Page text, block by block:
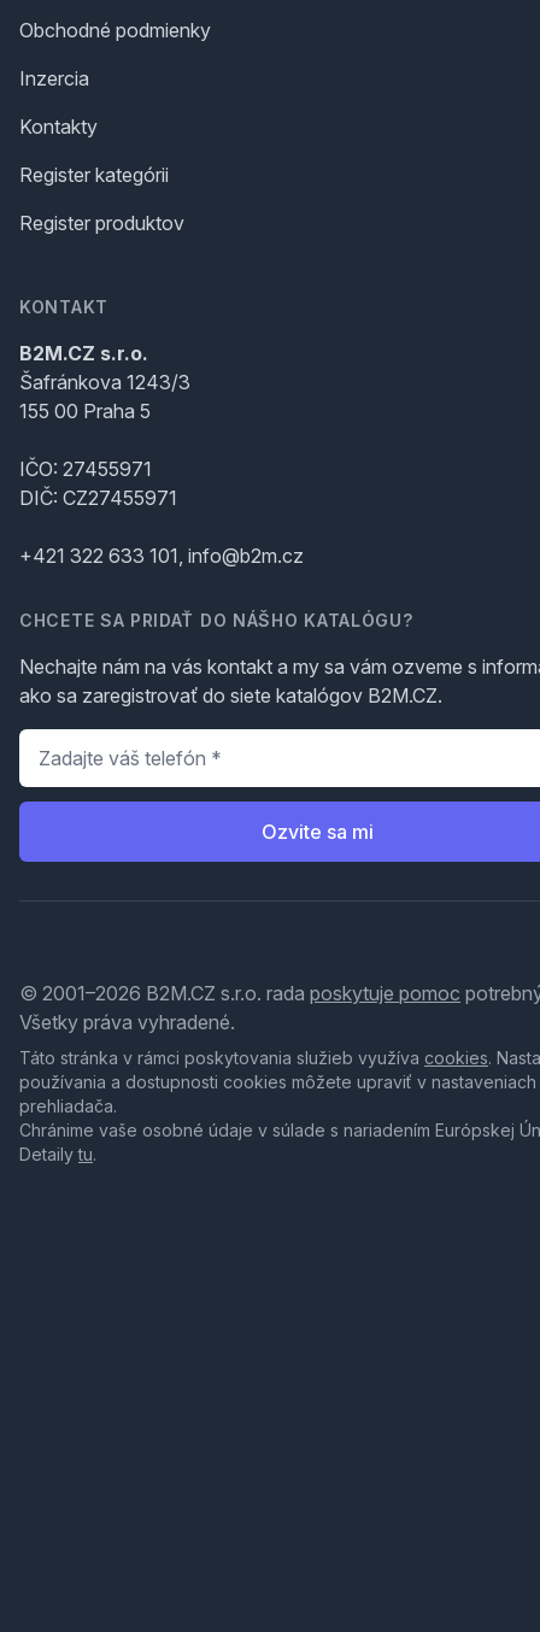
Obchodné podmienky
Inzercia
Kontakty
Register kategórii
Register produktov
KONTAKT
B2M.CZ s.r.o.
Šafránkova 1243/3
155 00 Praha 5
IČO: 27455971
DIČ: CZ27455971
+421 322 633 101, info@b2m.cz
CHCETE SA PRIDAŤ DO NÁŠHO KATALÓGU?
Nechajte nám na vás kontakt a my sa vám ozveme s
ako sa zaregistrovať do siete katalógov B2M.CZ.
Telefón
Ozvite sa mi
© 2001–2026 B2M.CZ s.r.o. rada poskytuje pomoc
Všetky práva vyhradené.
Táto stránka v rámci poskytovania služieb využíva cookies.
používania a dostupnosti cookies môžete upraviť v nastaveniach
prehliadača.
Chránime vaše osobné údaje v súlade s nariadením Európskej
Detailytu.